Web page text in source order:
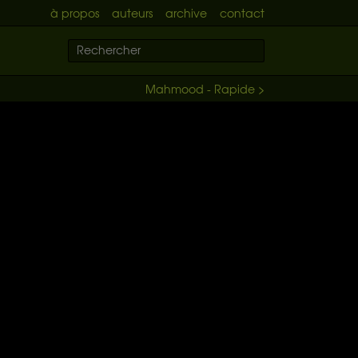
à propos auteurs archive contact
Mahmood - Rapide >